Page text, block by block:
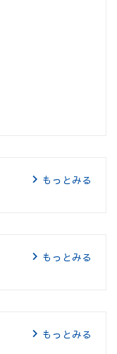
もっとみる
もっとみる
もっとみる